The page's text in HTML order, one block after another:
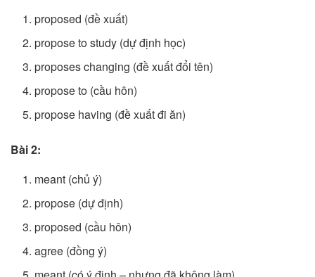
proposed (đề xuất)
propose to study (dự định học)
proposes changing (đề xuất đổi tên)
propose to (cầu hôn)
propose having (đề xuất đi ăn)
Bài 2:
meant (chủ ý)
propose (dự định)
proposed (cầu hôn)
agree (đồng ý)